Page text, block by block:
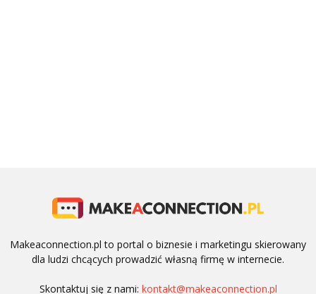
Makeaconnection.pl to portal o biznesie i marketingu skierowany
dla ludzi chcących prowadzić własną firmę w internecie.
Skontaktuj się z nami: kontakt@makeaconnection.pl